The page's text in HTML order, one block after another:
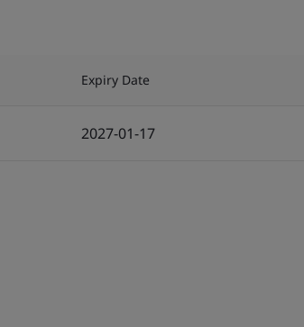
Expiry Date
2027-01-17